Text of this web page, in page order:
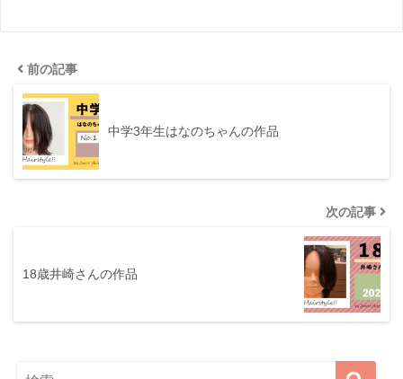
前の記事
中学3年生はなのちゃんの作品
次の記事
18歳井崎さんの作品